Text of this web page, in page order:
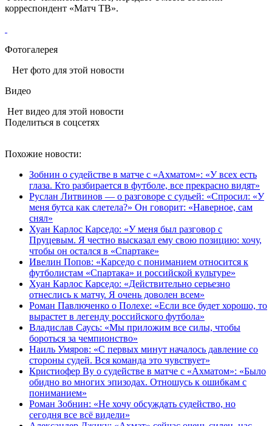
корреспондент «Матч ТВ».
Фотогалерея
Нет фото для этой новости
Видео
Нет видео для этой новости
Поделиться в соцсетях
Похожие новости:
Зобнин о судействе в матче с «Ахматом»: «У всех есть
глаза. Кто разбирается в футболе, все прекрасно видят»
Руслан Литвинов — о разговоре с судьей: «Спросил: «У
меня бутса как слетела?» Он говорит: «Наверное, сам
снял»
Хуан Карлос Карседо: «У меня был разговор с
Пруцевым. Я честно высказал ему свою позицию: хочу,
чтобы он остался в «Спартаке»
Ивелин Попов: «Карседо с пониманием относится к
футболистам «Спартака» и российской культуре»
Хуан Карлос Карседо: «Действительно серьезно
отнеслись к матчу. Я очень доволен всем»
Роман Павлюченко о Полехе: «Если все будет хорошо, то
вырастет в легенду российского футбола»
Владислав Саусь: «Мы приложим все силы, чтобы
бороться за чемпионство»
Наиль Умяров: «С первых минут началось давление со
стороны судей. Вся команда это чувствует»
Кристиофер Ву о судействе в матче с «Ахматом»: «Было
обидно во многих эпизодах. Отношусь к ошибкам с
пониманием»
Роман Зобнин: «Не хочу обсуждать судейство, но
сегодня все всё видели»